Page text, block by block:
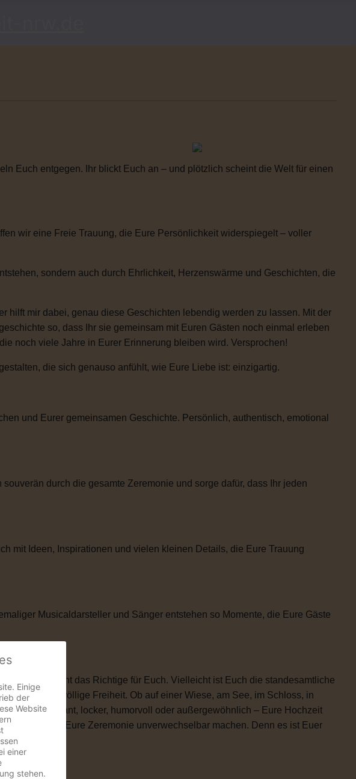
Euch entgegen. Ihr blickt Euch an – und plötzlich scheint die Welt für einen
wir eine Freie Trauung, die Eure Persönlichkeit widerspiegelt – voller
sondern auch durch Ehrlichkeit, Herzenswärme und Geschichten, die
hilft mir dabei, genau diese Geschichten lebendig werden zu lassen. Mit der
so, dass Ihr sie gemeinsam mit Euren Gästen noch einmal erleben
noch viele Jahre in Eurer Erinnerung bleiben wird. Versprochen!
die sich genauso anfühlt, wie Eure Liebe ist: einzigartig.
und Eurer gemeinsamen Geschichte. Persönlich, authentisch, emotional
durch die gesamte Zeremonie und sorge dafür, dass Ihr jeden
mit Ideen, Inspirationen und vielen kleinen Details, die Eure Trauung
Musicaldarsteller und Sänger entstehen so Momente, die Eure Gäste
Trauung nicht das Richtige für Euch. Vielleicht ist Euch die standesamtliche
wünscht: völlige Freiheit. Ob auf einer Wiese, am See, im Schloss, in
elegant, locker, humorvoll oder außergewöhnlich – Eure Hochzeit
die Eure Zeremonie unverwechselbar machen. Denn es ist Euer
Einige
der
Website
einer
stehen.